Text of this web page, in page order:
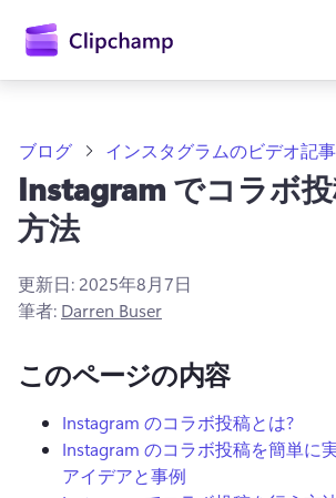
テ
ブログ インスタグラムのビデオ記事
Instagram でコラボ投
方法
更新日: 2025年8月7日
筆者: Darren Buser
このページの内容
Instagram のコラボ投稿とは?
Instagram のコラボ投稿を簡単に
アイデアと事例